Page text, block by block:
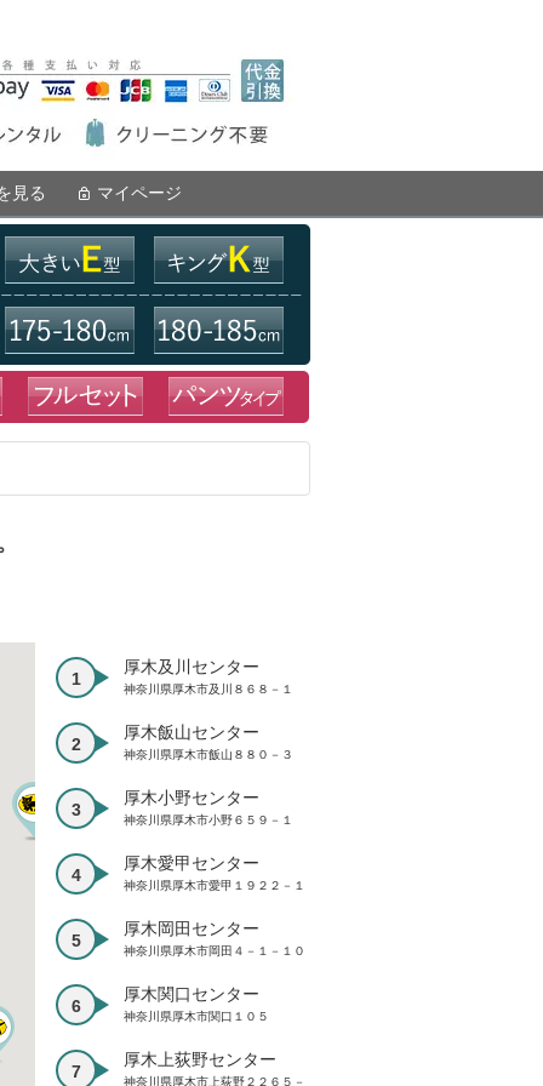
見る マイページ
厚木及川センター
神奈川県厚木市及川８６８－１
厚木飯山センター
神奈川県厚木市飯山８８０－３
厚木小野センター
神奈川県厚木市小野６５９－１
厚木愛甲センター
神奈川県厚木市愛甲１９２２－１
厚木岡田センター
神奈川県厚木市岡田４－１－１０
厚木関口センター
神奈川県厚木市関口１０５
厚木上荻野センター
神奈川県厚木市上荻野２２６５－